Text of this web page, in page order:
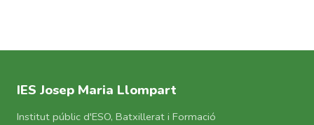
IES Josep Maria Llompart
Institut públic d'ESO, Batxillerat i Formació